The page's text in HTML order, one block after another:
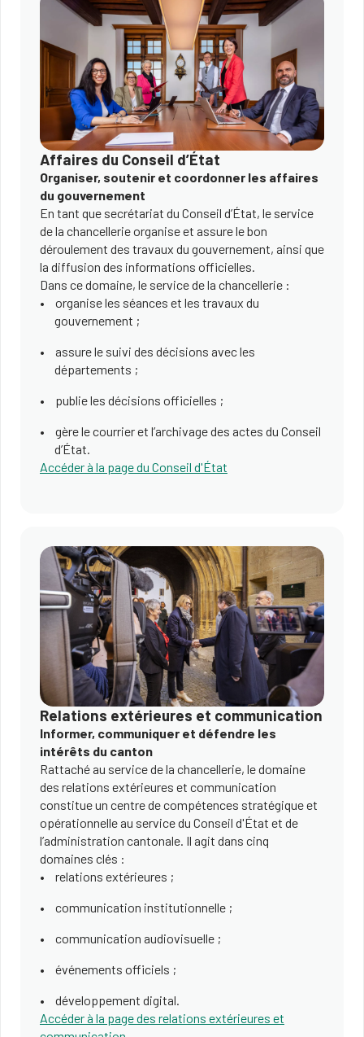
Affaires du Conseil d’État
Organiser, soutenir et coordonner les affaires
du gouvernement
En tant que secrétariat du Conseil d’État, le service
de la chancellerie organise et assure le bon
déroulement des travaux du gouvernement, ainsi que
la diffusion des informations officielles.
Dans ce domaine, le service de la chancellerie :
organise les séances et les travaux du
gouvernement ;
assure le suivi des décisions avec les
départements ;
publie les décisions officielles ;
gère le courrier et l’archivage des actes du Conseil
d’État.
Accéder à la page du Conseil d'État
Relations extérieures et communication
Informer, communiquer et défendre les
intérêts du canton
Rattaché au service de la chancellerie, le domaine
des relations extérieures et communication
constitue un centre de compétences stratégique et
opérationnelle au service du Conseil d'État et de
l’administration cantonale. Il agit dans cinq
domaines clés :
relations extérieures ;
communication institutionnelle ;
communication audiovisuelle ;
événements officiels ;
développement digital.
Accéder à la page des relations extérieures et